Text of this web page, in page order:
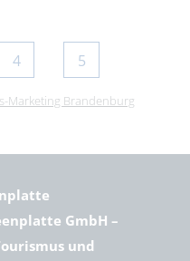
4
5
Marketing Brandenburg
GmbH –
und